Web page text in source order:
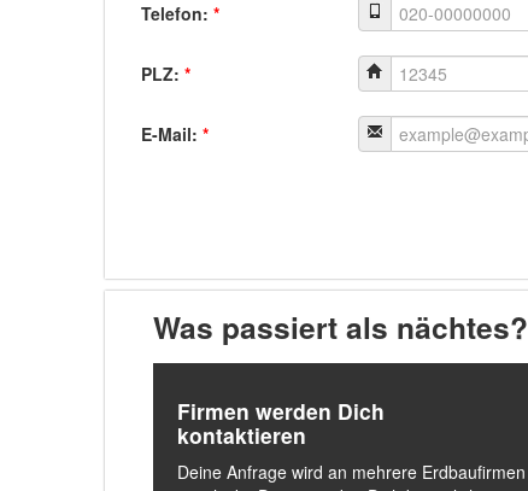
Telefon: *
PLZ: *
E-Mail: *
Was passiert als nächtes?
Firmen werden Dich
kontaktieren
Deine Anfrage wird an mehrere Erdbaufirmen